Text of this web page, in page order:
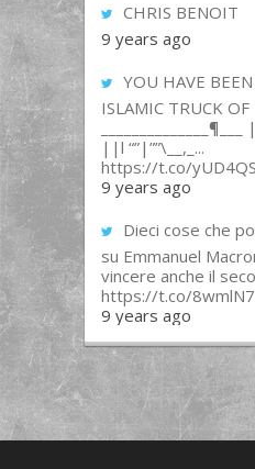
CHRIS BENOIT
9 years ago
YOU HAVE
ISLAMIC TRUCK OF
||l “”|””\__,_...
https://t.co/
9 years ago
Dieci cose che
su Emmanuel
vincere anche il
https://t.co/
9 years ago